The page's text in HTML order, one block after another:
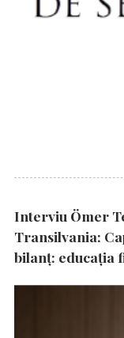
Interviu Ömer
Transilvania:
bilanț: educația